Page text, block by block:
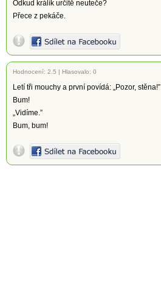
Odkud králík určitě neuteče?
Přece z pekáče.
Hodnocení: 2.5 | Hlasovalo: 0
Letí tři mouchy a první povídá: „Pozor, stěna!”
Bum!
„Vidíme.”
Bum, bum!